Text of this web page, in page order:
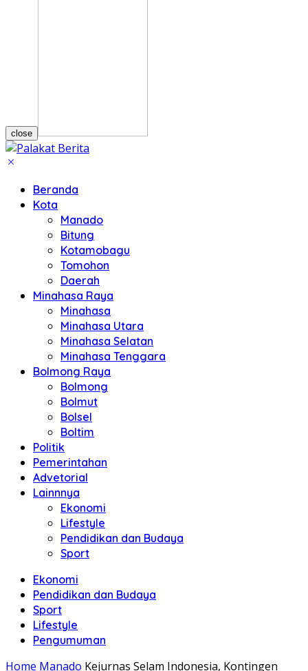
close
Beranda
Kota
Manado
Bitung
Kotamobagu
Tomohon
Daerah
Minahasa Raya
Minahasa
Minahasa Utara
Minahasa Selatan
Minahasa Tenggara
Bolmong Raya
Bolmong
Bolmut
Bolsel
Boltim
Politik
Pemerintahan
Advetorial
Lainnnya
Ekonomi
Lifestyle
Pendidikan dan Budaya
Sport
Ekonomi
Pendidikan dan Budaya
Sport
Lifestyle
Pengumuman
Home Manado Kejurnas Selam Indonesia, Kontingen